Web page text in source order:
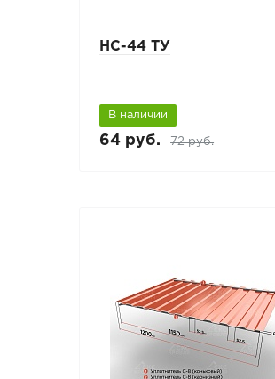
НС-44 ТУ
В наличии
64 руб. 72 руб.